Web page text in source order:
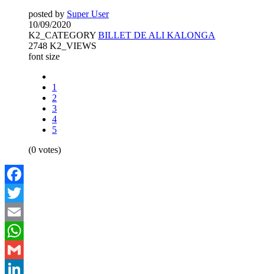
posted by Super User
10/09/2020
K2_CATEGORY BILLET DE ALI KALONGA
2748 K2_VIEWS
font size
1
2
3
4
5
(0 votes)
Facebook
Twitter
Email
WhatsApp
Gmail